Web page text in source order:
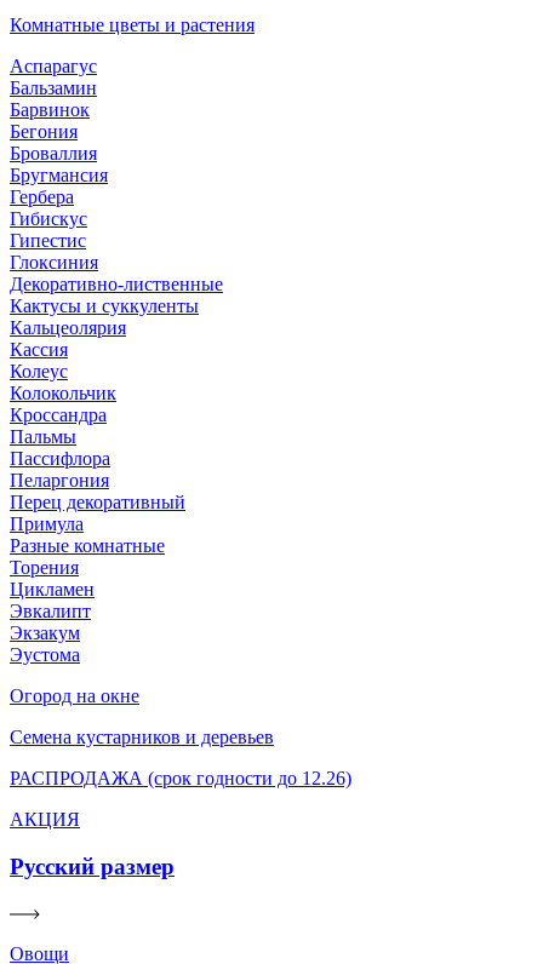
Комнатные цветы и растения
Аспарагус
Бальзамин
Барвинок
Бегония
Броваллия
Бругмансия
Гербера
Гибискус
Гипестис
Глоксиния
Декоративно-лиственные
Кактусы и суккуленты
Кальцеолярия
Кассия
Колеус
Колокольчик
Кроссандра
Пальмы
Пассифлора
Пеларгония
Перец декоративный
Примула
Разные комнатные
Торения
Цикламен
Эвкалипт
Экзакум
Эустома
Огород на окне
Семена кустарников и деревьев
РАСПРОДАЖА (срок годности до 12.26)
АКЦИЯ
Русский размер
Овощи